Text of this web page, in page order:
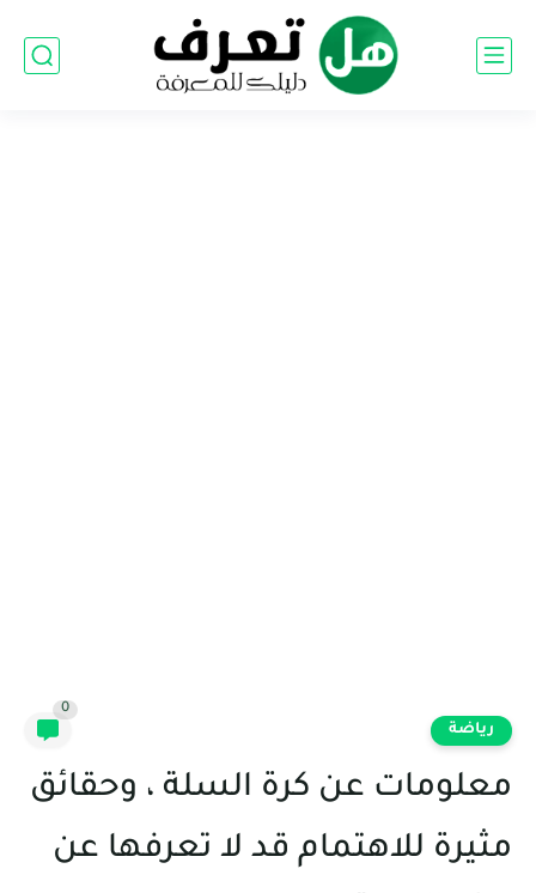
رياضة
0
معلومات عن كرة السلة ، وحقائق
مثيرة للاهتمام قد لا تعرفها عن